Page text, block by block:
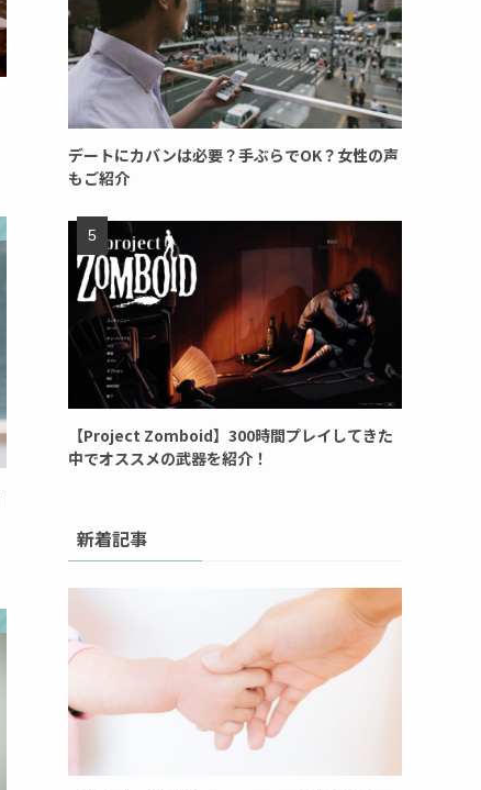
デートにカバンは必要？手ぶらでOK？女性の声
もご紹介
【Project Zomboid】300時間プレイしてきた
中でオススメの武器を紹介！
新着記事